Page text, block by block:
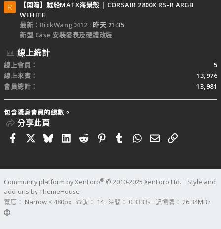
R
【開箱】賊船MATX海景殼 | CORSAIR 2800X RS-R ARGB
WEHITE
最新：RickWang0412
昨天 21:35
新型 Case 安裝發表及硬體改裝
線上統計
線上會員
5
線上來賓
13,976
會員總計
13,981
包含隱身會員的總數。
分享此頁
FacebookBlueskyLinkedIn
RedditPinterestTumblrWhatsApp
電子郵件
連結
Community platform by XenForo® © 2010-2025 XenForo Ltd. | Style and
add-ons by ThemeHouse
寬度
查詢 14 時間 0.3333s 記憶體 26.34MB